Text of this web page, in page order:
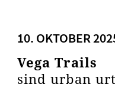
10. OKTOBER
Vega Trails
sind urban